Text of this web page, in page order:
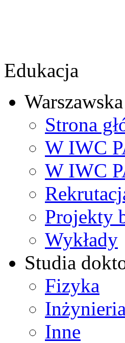
Edukacja
Strona
W IWC
W IWC
Projekty
Wykłady
Studia
Fizyka
Inne